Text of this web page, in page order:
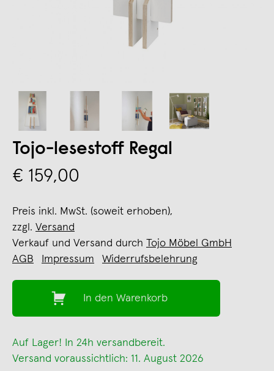
Tojo-lesestoff Regal
€ 159,00
Preis inkl. MwSt. (soweit erhoben),
zzgl. Versand
Verkauf und Versand durch Tojo Möbel GmbH
AGB
Impressum Widerrufsbelehrung
In den Warenkorb
Auf Lager! In 24h versandbereit.
Versand voraussichtlich: 11. August 2026